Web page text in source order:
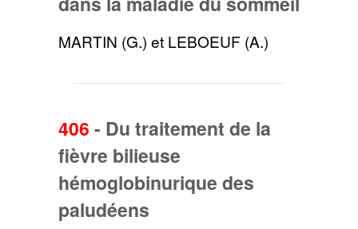
MARTIN (G.) et LEBOEUF (A.)
406 - Du traitement de la
fièvre bilieuse
hémoglobinurique des
paludéens